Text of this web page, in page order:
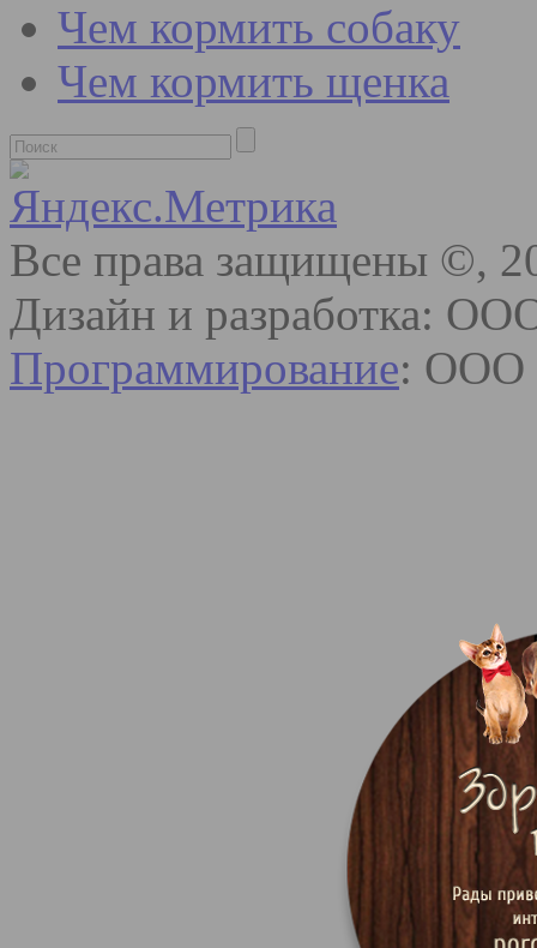
Чем кормить собаку
Чем кормить щенка
Все права защищены ©,
Дизайн и разработка:
Программирование: ООО